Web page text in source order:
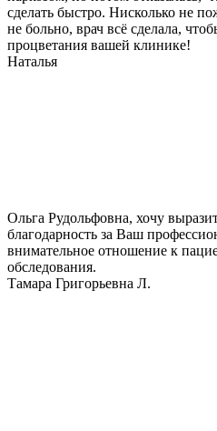
сделать быстро. Нисколько не
не больно, врач всё сделала,
процветания вашей клинике!
Наталья
Ольга Рудольфовна, хочу
благодарность за Ваш
внимательное отношение к
обследования.
Тамара Григорьевна Л.